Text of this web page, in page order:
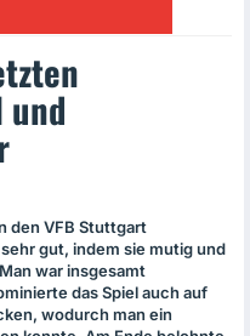
den VFB Stuttgart
gut, indem sie mutig und
war insgesamt
das Spiel auch auf
wodurch man ein